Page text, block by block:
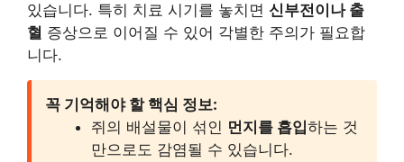
있습니다. 특히 치료 시기를 놓치면 신부전이나 출
혈 증상으로 이어질 수 있어 각별한 주의가 필요합
니다.
꼭 기억해야 할 핵심 정보:
쥐의 배설물이 섞인 먼지를 흡입하는 것
만으로도 감염될 수 있습니다.